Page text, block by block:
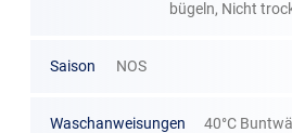
bügeln, Nicht
Saison NOS
Waschanweisungen
40°C